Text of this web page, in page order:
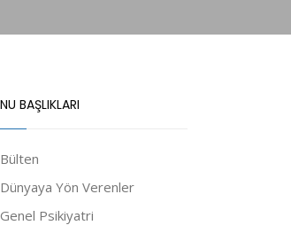
BAŞLIKLARI
Bülten
Dünyaya Yön Verenler
Genel Psikiyatri